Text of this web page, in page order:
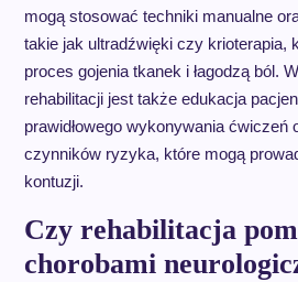
mogą stosować techniki manualne
takie jak ultradźwięki czy krioterapia,
proces gojenia tkanek i łagodzą ból.
rehabilitacji jest także edukacja
prawidłowego wykonywania ćwiczeń
czynników ryzyka, które mogą
kontuzji.
Czy rehabilitacja
chorobami